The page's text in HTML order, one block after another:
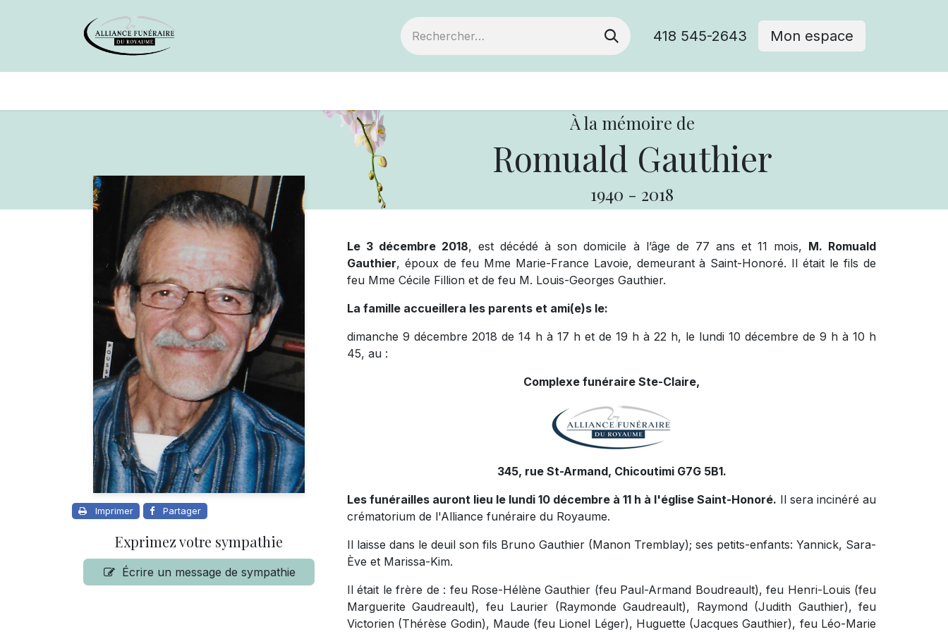
418 545-2643 Mon espace
À la mémoire de
Romuald Gauthier
1940 - 2018
Imprimer Partager
Exprimez votre sympathie
Écrire un message de sympathie
Le 3 décembre 2018, est décédé à son domicile à l’âge de 77 ans et 11 mois, M. Romuald
Gauthier, époux de feu Mme Marie-France Lavoie, demeurant à Saint-Honoré. Il était le fils de
feu Mme Cécile Fillion et de feu M. Louis-Georges Gauthier.
La famille accueillera les parents et ami(e)s le:
dimanche 9 décembre 2018 de 14 h à 17 h et de 19 h à 22 h, le lundi 10 décembre de 9 h à 10 h
45, au :
Complexe funéraire Ste-Claire,
345, rue St-Armand, Chicoutimi G7G 5B1.
Les funérailles auront lieu le lundi 10 décembre à 11 h à l'église Saint-Honoré. Il sera incinéré au
crématorium de l'Alliance funéraire du Royaume.
Il laisse dans le deuil son fils Bruno Gauthier (Manon Tremblay); ses petits-enfants: Yannick, Sara-
Ève et Marissa-Kim.
Il était le frère de : feu Rose-Hélène Gauthier (feu Paul-Armand Boudreault), feu Henri-Louis (feu
Marguerite Gaudreault), feu Laurier (Raymonde Gaudreault), Raymond (Judith Gauthier), feu
Victorien (Thérèse Godin), Maude (feu Lionel Léger), Huguette (Jacques Gauthier), feu Léo-Marie